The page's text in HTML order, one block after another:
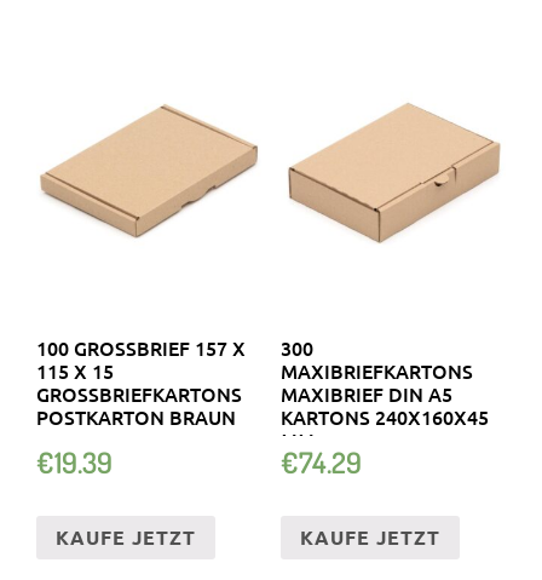
100 GROSSBRIEF 157 X 1
15 X 15 G
ROSSBRIEFKARTONS PO
STKARTON BRAUN
€19.39
KAUFE JETZT
300
MAXIBRIEFKARTONS
MAXIBRIEF DIN A5
KARTONS 240X160X45
MM
€74.29
KAUFE JETZT